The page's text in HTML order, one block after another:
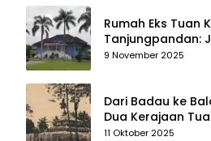
Rumah Eks Tuan
Tanjungpandan:
Kenangan
9 November 2025
Dari Badau ke
Dua Kerajaan
11 Oktober 2025